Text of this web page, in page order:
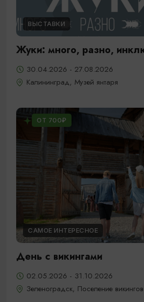
ВЫСТАВКИ
Жуки: много, разно,
30.04.2026 - 27.08.2026
Калининград, Музей янтаря
ОТ 700₽
САМОЕ ИНТЕРЕСНОЕ
День с викингами
02.05.2026 - 31.10.2026
Зеленоградск, Поселение